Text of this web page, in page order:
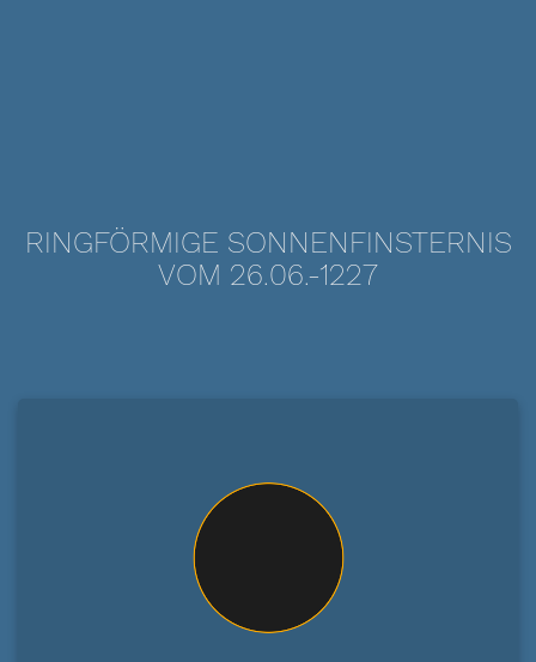
RINGFÖRMIGE SONNENFINSTERNIS
VOM 26.06.-1227